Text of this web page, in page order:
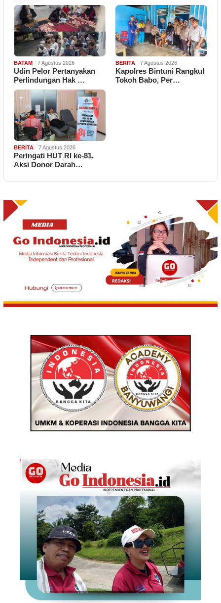
BATAM 7 Agustus 2026
Udin Pelor Pertanyakan
Perlindungan Hak …
BERITA 7 Agustus 2026
Kapolres Bintuni Rangkul
Tokoh Babo, Per…
BERITA 7 Agustus 2026
Peringati HUT RI ke-81,
Aksi Donor Darah…